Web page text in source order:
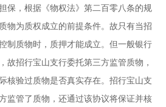
保，根据《物权法》第二百零八条的规
物为质权成立的前提条件。故只有当招
制质物时，质押才能成立。但一般银行
故招行宝山支行委托第三方监管质物，
核验过质物是否真实存在。招行宝山支
监管了质物，还通过该协议将保证并核